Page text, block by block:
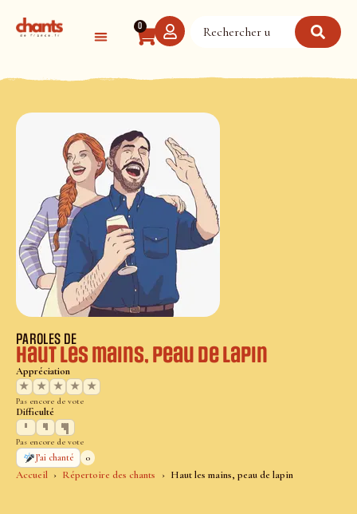
0
Accueil Répertoire des chants Haut les mains, peau de lapin
PAROLES DE
Haut les mains, peau de lapin
Appréciation
★
★ ★ ★ ★
Pas encore de vote
Difficulté
Pas encore de vote
J’ai chanté
0